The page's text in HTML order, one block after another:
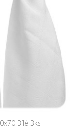
Bílé 3ks